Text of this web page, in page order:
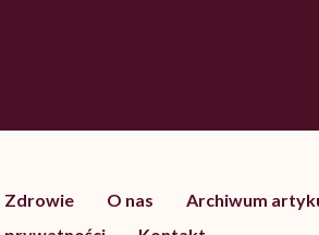
Zdrowie O nas Archiwum